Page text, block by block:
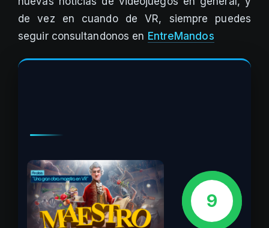
de vez en cuando de VR, siempre puedes
seguir consultandonos en EntreMandos
9